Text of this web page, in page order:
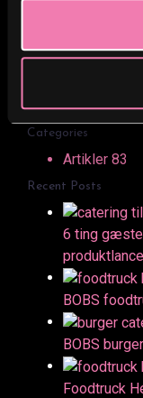
Categories
Artikler 83
Recent Posts
6 ting
BOBS
BOBS
Foodtruck